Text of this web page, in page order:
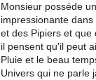
Monsieur posséde
impressionante
et des Pipiers et que
il pensent qu'il peut
Pluie et le beau
Univers qui ne parle